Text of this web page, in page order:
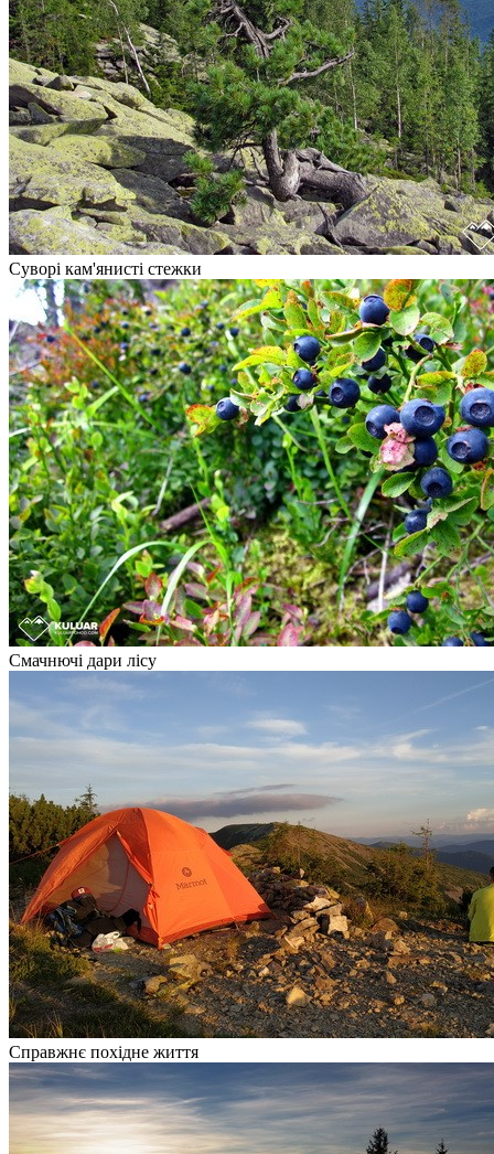
Суворі кам'янисті стежки
Смачнючі дари лісу
Справжнє похідне життя